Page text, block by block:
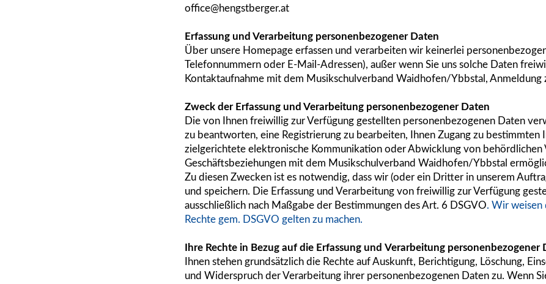
office@hengstberger.at
Erfassung und Verarbeitung personenbezogener Daten
Über unsere Homepage erfassen und verarbeiten wir keinerlei
Telefonnummern oder E-Mail-Adressen), außer wenn Sie uns solche Daten
Kontaktaufnahme mit dem Musikschulverband Waidhofen/Ybbstal, Anmeldung
Zweck der Erfassung und Verarbeitung personenbezogener Daten
Die von Ihnen freiwillig zur Verfügung gestellten personenbezogenen Daten
zu beantworten, eine Registrierung zu bearbeiten, Ihnen Zugang zu
zielgerichtete elektronische Kommunikation oder Abwicklung von behördlichen
Geschäftsbeziehungen mit dem Musikschulverband Waidhofen/Ybbstal
Zu diesen Zwecken ist es notwendig, dass wir (oder ein Dritter in unserem
und speichern. Die Erfassung und Verarbeitung von freiwillig zur Verfügung
ausschließlich nach Maßgabe der Bestimmungen des Art. 6 DSGVO. Wir weisen
Rechte gem. DSGVO gelten zu machen.
Ihre Rechte in Bezug auf die Erfassung und Verarbeitung personenbezogener
Ihnen stehen grundsätzlich die Rechte auf Auskunft, Berichtigung, Löschung,
und Widerspruch der Verarbeitung ihrer personenbezogenen Daten zu. Wenn